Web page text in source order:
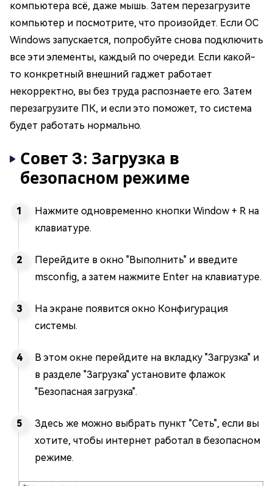
компьютера всё, даже мышь. Затем перезагрузите
компьютер и посмотрите, что произойдет. Если ОС
Windows запускается, попробуйте снова подключить
все эти элементы, каждый по очереди. Если какой-
то конкретный внешний гаджет работает
некорректно, вы без труда распознаете его. Затем
перезагрузите ПК, и если это поможет, то система
будет работать нормально.
Совет 3: Загрузка в
безопасном режиме
Нажмите одновременно кнопки Window + R на
клавиатуре.
Перейдите в окно "Выполнить" и введите
msconfig, а затем нажмите Enter на клавиатуре.
На экране появится окно Конфигурация
системы.
В этом окне перейдите на вкладку "Загрузка" и
в разделе "Загрузка" установите флажок
"Безопасная загрузка".
Здесь же можно выбрать пункт "Сеть", если вы
хотите, чтобы интернет работал в безопасном
режиме.